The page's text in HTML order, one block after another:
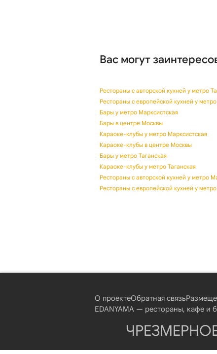
Вас могут
Рестораны с авторской кухней у метро
Рестораны с европейской кухней у
Бары у метро Марксистская
Бары в центре Москвы
Караоке-клубы у метро Марксистская
Караоке-клубы в центре Москвы
Бары у метро Таганская
Караоке-клубы у метро Таганская
Рестораны с авторской кухней у метро
Рестораны с европейской кухней у
О проектеОбратная связь
EDANYAMA — рестораны, кафе и